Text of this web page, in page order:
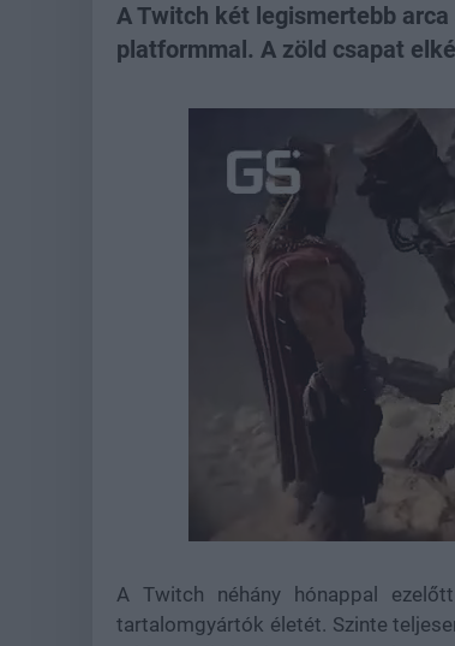
A Twitch két legismertebb
platformmal. A zöld csapat
44.88%
A Twitch néhány hónappal
tartalomgyártók életét. Szinte